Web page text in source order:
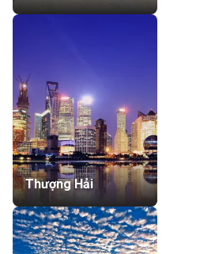
Thượng Hải